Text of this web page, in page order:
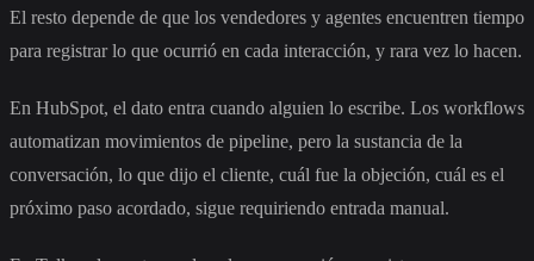
El resto depende de que los vendedores y agentes encuentren tiempo
para registrar lo que ocurrió en cada interacción, y rara vez lo hacen.
En HubSpot, el dato entra cuando alguien lo escribe. Los workflows
automatizan movimientos de pipeline, pero la sustancia de la
conversación, lo que dijo el cliente, cuál fue la objeción, cuál es el
próximo paso acordado, sigue requiriendo entrada manual.